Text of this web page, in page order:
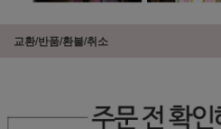
교환/반품/환불/취소